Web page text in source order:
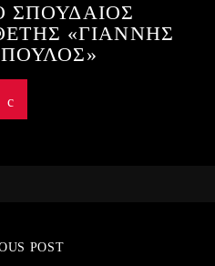
ΣΠΟΥΔΑΙΟΣ
«ΓΙΑΝΝΗΣ
POST